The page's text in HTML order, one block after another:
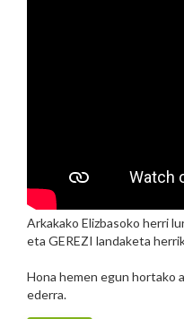
Arkakako Elizbasoko herri
eta GEREZI landaketa
Hona hemen egun hortako
ederra.